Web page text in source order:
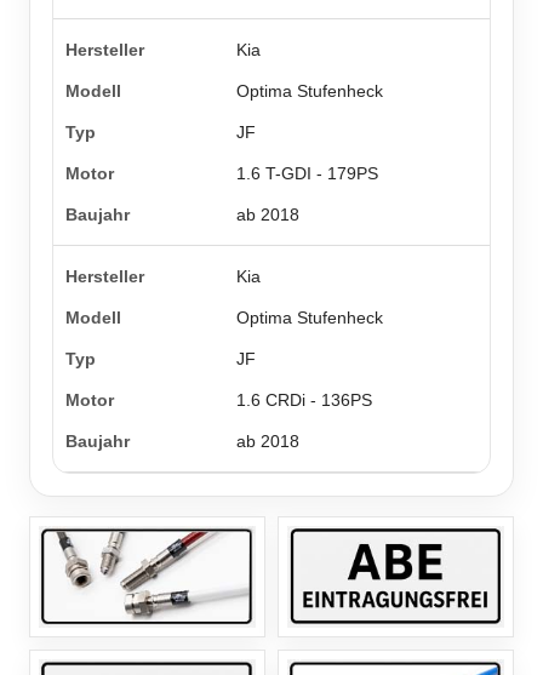
Kia
Optima Stufenheck
JF
1.6 T-GDI - 179PS
ab 2018
Kia
Optima Stufenheck
JF
1.6 CRDi - 136PS
ab 2018